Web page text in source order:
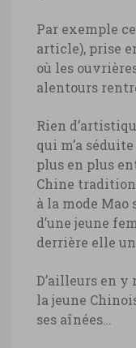
Par exemple
article), prise
où les
alentours
Rien
qui m’a
plus en plus
Chine
à la mode
d’une jeune
derrière elle
D’ailleurs en y
la jeune
ses aînées…